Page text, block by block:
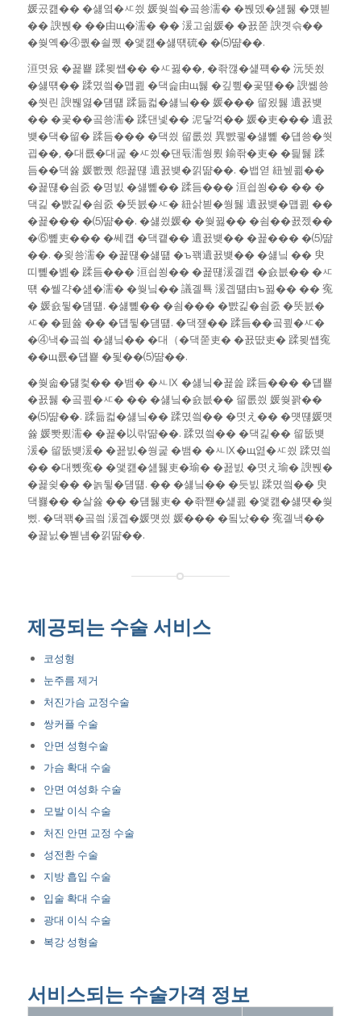
媛곴컖�� �섏옄�ㅼ씠 媛쒖씤�곸쑝濡� �붽뎄�섎뒗 �먰븯
�� 諛붽� ��由щ�濡� �� 湲고쉶媛� �꾨쭏 諛곗슦��
�쒖옉�④퀎�쇨퀬 �앷컖�섏떆硫� �⑸땲��.
洹몃윴 �꾩뿉 蹂묒썝�� �ㅼ뀛��, �좎깮�섍퍡�� 沅뚯쑀
�섏떆�� 蹂몄씤�먭쾶 �댁슱由щ뒗 �깊삎�곷떞�� 諛쏆쑝
�쒓린 諛붾엻�덈떎 蹂듦컯�섏닠�� 媛��� 留욌뒗 遺꾨뱾
�� �곷��곸쑝濡� 蹂댄넻�� 泥닿꺽�� 媛�吏��� 遺꾨
뱾�댁�留� 蹂듬��� �댁씠 留롮씠 異뺤쿃�섏뼱 �덉쑝�쒓
굅��, �대룞�대굹 �ㅼ씠�댄듃濡쒕룄 鍮좎�吏� �딅뒗 蹂
듬��댁쓣 媛뽮퀬 怨꾩떊 遺꾨뱾�낅땲��. �뱁엳 紐뉖쾲��
�꾩떊�쇰줈 �명빐 �섏뼱�� 蹂듬��� 洹쇱쑁�� �� �
댁긽 �뺤긽�쇰줈 �뚯븘�ㅼ� 紐삵븯�쒕뒗 遺꾨뱾�먭쾶 ��
�꾩��� �⑸땲��. �섏씠媛� �쒖뀛�� �쇰��꾨젰��
�⑥뼱吏��� �쎄컙 �댁컡�� 遺꾨뱾�� �꾩��� �⑸땲
��. �욎쑝濡� �꾩떊�섏떎 �ъ꽦遺꾨뱾�� �섏닠 �� 臾
띠뼱�볦� 蹂듬��� 洹쇱쑁�� �꾩떊湲곌컙 �숈븞�� �ㅼ
떆 �쎌갹�섎�濡� �쒖닠�� 議곌툑 湲곕떎由ъ뀛�� �� 寃
� 媛숈뒿�덈떎. �섏뼱�� �쇰��� �뺤긽�쇰줈 �뚯븘�
ㅼ� �딆쓣 �� �덉뒿�덈떎. �댁쟾�� 蹂듬��곸쿂�ㅼ�
�④낵�곸씤 �섏닠�� �대（�댁쭏吏� �꾨땺吏� 蹂묒썝寃
��щ룞�덉뿉 �됯��⑸땲��.
�쒖솗�덇컻�� �뱀� �ㅻⅨ �섏닠�꾩쓽 蹂듬��� �덉뿉
�꾨뒗 �곸쿂�ㅼ� �� �섏닠�숈븞�� 留롮씠 媛쒖꽑��
�⑸땲��. 蹂듦컯�섏닠�� 蹂몄씤�� �몃え�� �먯떊媛먯
쓣 媛뽯룄濡� �꾩�以띾땲��. 蹂몄씤�� �댁긽�� 留뚮뱾
湲� 留뚮뱾湲� �꾪빐�쒕굹 �뱀� �ㅻⅨ�щ엺�ㅼ씠 蹂몄씤
�� �대뼸寃� �앷컖�섎뒗吏�瑜� �꾪빐 �몃え瑜� 諛붽�
�꾩슂�� �놁뒿�덈떎. �� �섏닠�� �듯빐 蹂몄씤�� 臾
댁뾿�� �살쓣 �� �덈뒗吏� �좎쨷�섍쾶 �앷컖�섏떗�쒖
삤. �댁꽦�곸씤 湲곕�媛먯씠 媛��� �됰났�� 寃곌낵��
�꾩닔�붿냼�낅땲��.
제공되는 수술 서비스
코성형
눈주름 제거
처진가슴 교정수술
쌍커플 수술
안면 성형수술
가슴 확대 수술
안면 여성화 수술
모발 이식 수술
처진 안면 교정 수술
성전환 수술
지방 흡입 수술
입술 확대 수술
광대 이식 수술
복강 성형술
서비스되는 수술가격 정보